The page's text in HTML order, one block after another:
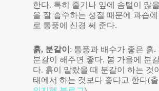
한다. 특히 줄기나 잎에 솜털이 많
을 잘 흡수하는 성질 때문에 과습
로 통풍에 신경 써 준다.
흙, 분갈이 : 통풍과 배수가 좋은 흙.
분갈이 해주면 좋다. 봄 가을에 분
다. 흙이 말랐을 때 분갈이 하는 것
태에서 하는 것보다 좋다고 한다(